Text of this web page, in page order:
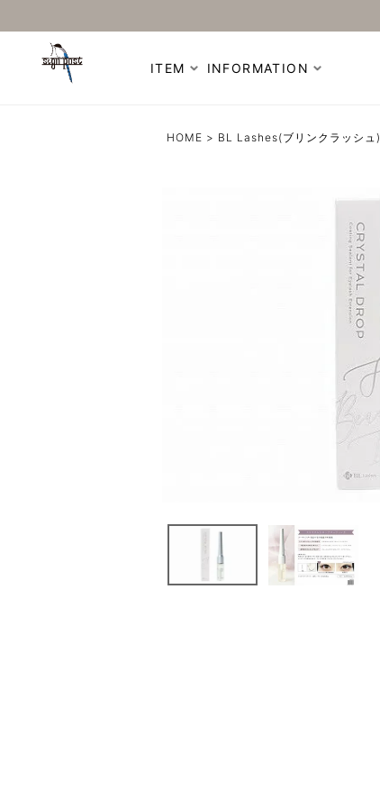
ITEM INFORMATION
HOME BL Lashes(ブリンクラッシュ)